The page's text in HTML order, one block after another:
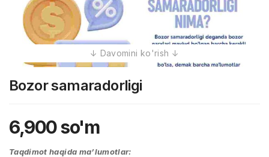
Bozor samaradorligi
6,900so'm
Taqdimot haqida ma’lumotlar: